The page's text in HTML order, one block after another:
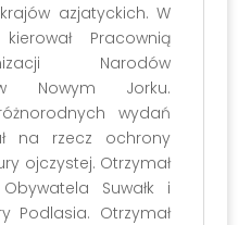
azjatyckich. W
Pracownią
Narodów
Nowym Jorku.
wydań
na rzecz ochrony
ojczystej. Otrzymał
Suwałk i
Podlasia. Otrzymał